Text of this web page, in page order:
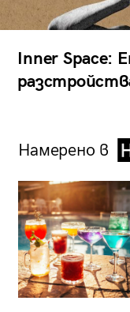
Inner Space:
Намерено в